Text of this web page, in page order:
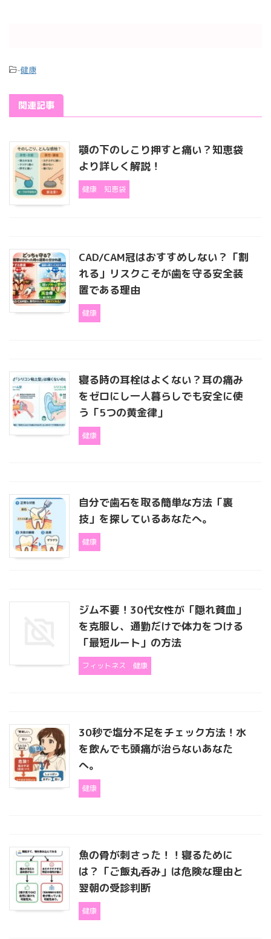
-健康
関連記事
顎の下のしこり押すと痛い？知恵袋
より詳しく解説！
健康 知恵袋
CAD/CAM冠はおすすめしない？「割
れる」リスクこそが歯を守る安全装
置である理由
健康
寝る時の耳栓はよくない？耳の痛み
をゼロにし一人暮らしでも安全に使
う「5つの黄金律」
健康
自分で歯石を取る簡単な方法「裏
技」を探しているあなたへ。
健康
ジム不要！30代女性が「隠れ貧血」
を克服し、通勤だけで体力をつける
「最短ルート」の方法
フィットネス 健康
30秒で塩分不足をチェック方法！水
を飲んでも頭痛が治らないあなた
へ。
健康
魚の骨が刺さった！！寝るために
は？「ご飯丸呑み」は危険な理由と
翌朝の受診判断
健康